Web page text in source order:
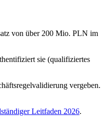
von über 200 Mio. PLN im
sie (qualifiziertes
vergeben.
Leitfaden 2026.